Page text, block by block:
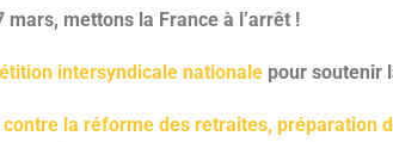
mars, mettons la France à l’arrêt !
intersyndicale nationale pour soutenir
la réforme des retraites, préparation